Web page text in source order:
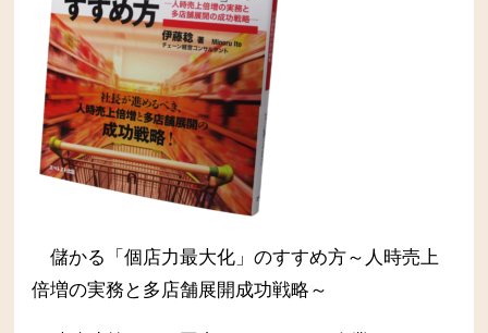
儲かる「個店力最大化」のすすめ方～人時売上
倍増の実務と多店舗展開成功戦略～